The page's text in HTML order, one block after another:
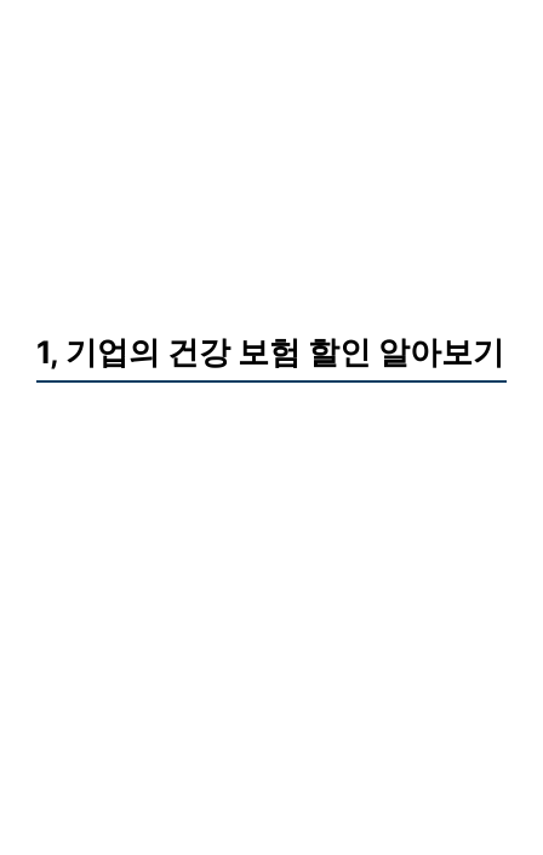
1, 기업의 건강 보험 할인 알아보기